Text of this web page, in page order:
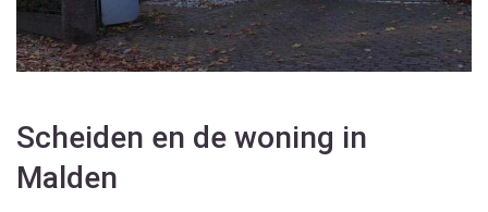
Scheiden en de woning in
Malden